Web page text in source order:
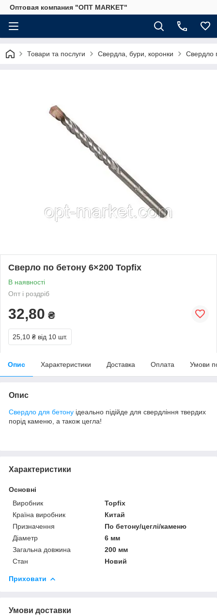
Оптовая компания "ОПТ MARKET"
Товари та послуги Свердла, бури, коронки Свердло
Сверло по бетону 6×200 Topfix
В наявності
Опт і роздріб
32,80 ₴
25,10 ₴ від 10 шт.
Опис Характеристики Доставка Оплата Умови
Опис
Свердло для бетону ідеально підійде для свердління твердих
порід каменю, а також цегла!
Характеристики
Основні
Виробник
Topfix
Країна виробник
Китай
Призначення
По бетону/цеглі/каменю
Діаметр
6 мм
Загальна довжина
200 мм
Стан
Новий
Приховати
Умови доставки